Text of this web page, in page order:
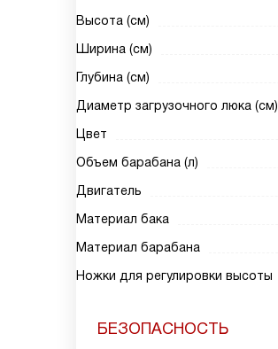
Высота (см)
Ширина (см)
Глубина (см)
Диаметр загрузочного люка (см)
Цвет
Объем барабана (л)
Двигатель
Материал бака
Материал барабана
Ножки для регулировки высоты
БЕЗОПАСНОСТЬ